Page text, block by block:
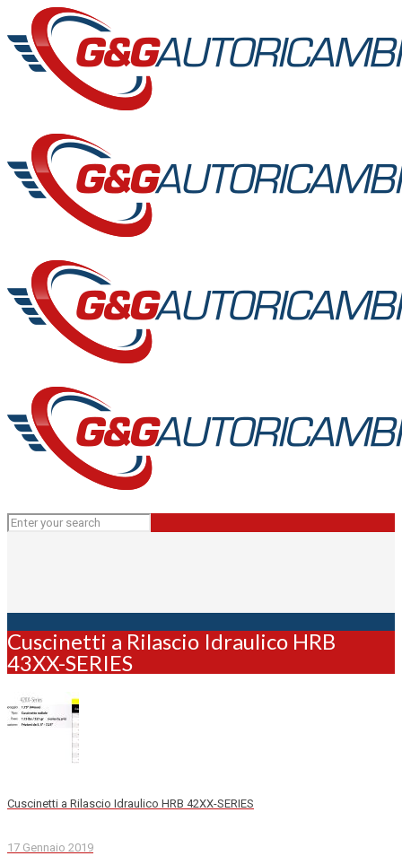
Cuscinetti a Rilascio Idraulico HRB
43XX-SERIES
Cuscinetti a Rilascio Idraulico HRB 42XX-SERIES
17 Gennaio 2019